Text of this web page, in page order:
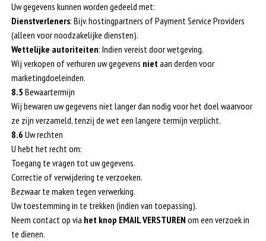
Uw gegevens kunnen worden gedeeld met:
Dienstverleners: Bijv. hostingpartners of Payment Service Providers
(alleen voor noodzakelijke diensten).
Wettelijke autoriteiten: Indien vereist door wetgeving.
Wij verkopen of verhuren uw gegevens niet aan derden voor
marketingdoeleinden.
8.5 Bewaartermijn
Wij bewaren uw gegevens niet langer dan nodig voor het doel waarvoor
ze zijn verzameld, tenzij de wet een langere termijn verplicht.
8.6 Uw rechten
U hebt het recht om:
Toegang te vragen tot uw gegevens.
Correctie of verwijdering te verzoeken.
Bezwaar te maken tegen verwerking.
Uw toestemming in te trekken (indien van toepassing).
Neem contact op via het knop EMAIL VERSTUREN om een verzoek in
te dienen.